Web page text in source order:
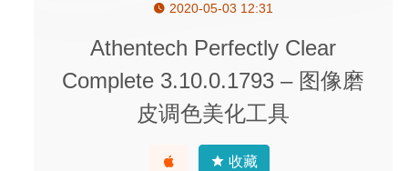
2020-05-03 12:31
Athentech Perfectly Clear
Complete 3.10.0.1793 – 图像磨
皮调色美化工具
收藏
BusyContacts 1.4.7 中文版-专业的通讯录管理软件
OmniOutLiner Pro 5.5.3 for Mac中文版-非常强大的知识大
纲管理神器 2020-03-10
Treasures of Montezuma 2(蒙特祖玛的宝藏2) 1.0 中文版
Adobe Audition 2020 13.0.4(免激活版) for Mac中文版-非